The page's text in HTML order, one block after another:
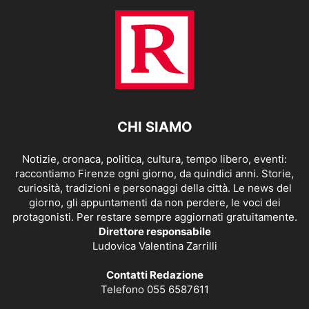
CHI SIAMO
Notizie, cronaca, politica, cultura, tempo libero, eventi:
raccontiamo Firenze ogni giorno, da quindici anni. Storie,
curiosità, tradizioni e personaggi della città. Le news del
giorno, gli appuntamenti da non perdere, le voci dei
protagonisti. Per restare sempre aggiornati gratuitamente.
Direttore responsabile
Ludovica Valentina Zarrilli
Contatti Redazione
Telefono 055 6587611